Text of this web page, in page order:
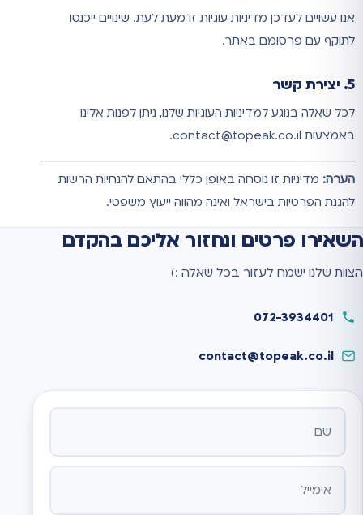
אנו עשויים לעדכן מדיניות עוגיות זו מעת לעת. שינויים ייכנסו
לתוקף עם פרסומם באתר.
5. יצירת קשר
לכל שאלה בנוגע למדיניות העוגיות שלנו, ניתן לפנות אלינו
באמצעות contact@topeak.co.il.
הערה: מדיניות זו נוסחה באופן כללי בהתאם להנחיות הרשות
להגנת הפרטיות בישראל ואינה מהווה ייעוץ משפטי.
השאירו פרטים ונחזור אליכם בהקדם
הצוות שלנו ישמח לעזור בכל שאלה :)
072-3934401
contact@topeak.co.il
אתר